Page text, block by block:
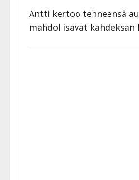
Antti kertoo tehneensä
mahdollisavat